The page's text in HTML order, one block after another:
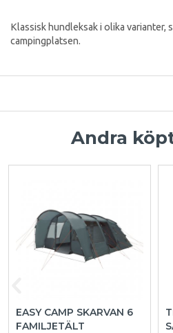
Klassisk hundleksak i olika varianter,
campingplatsen.
Andra
EASY CAMP SKARVAN 6
FAMILJETÄLT